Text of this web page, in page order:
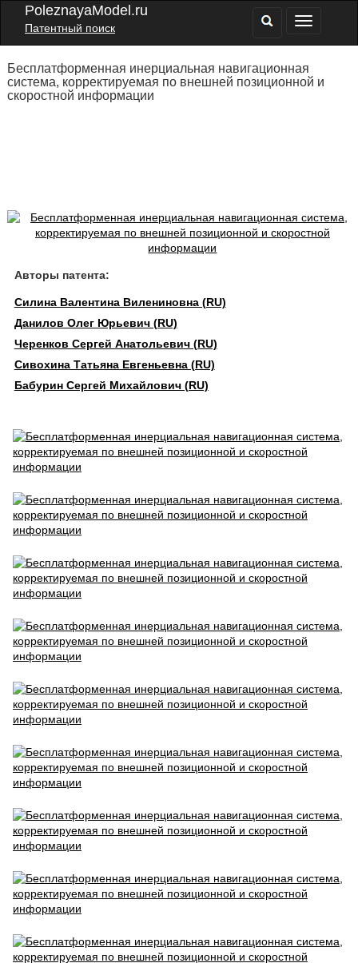
PoleznayaModel.ru
Патентный поиск
Бесплатформенная инерциальная навигационная
система, корректируемая по внешней позиционной и
скоростной информации
Авторы патента:
Силина Валентина Вилениновна (RU)
Данилов Олег Юрьевич (RU)
Черенков Сергей Анатольевич (RU)
Сивохина Татьяна Евгеньевна (RU)
Бабурин Сергей Михайлович (RU)